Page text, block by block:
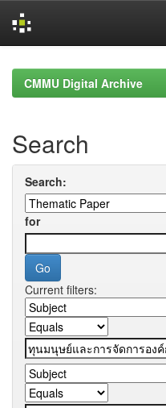
navigationCMMU Digital Archive
Search
Search:
for
Current filters: